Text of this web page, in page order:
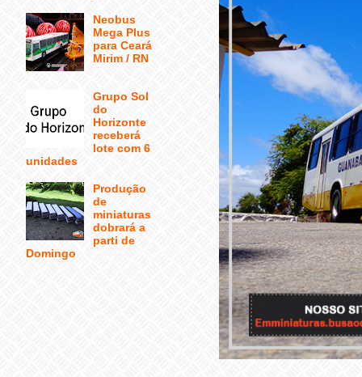
Neobus
Mega Plus
para Ceará
Mirim / RN
Grupo Sol
do
Horizonte
receberá
lote com 6
unidades
Produção
de
miniaturas
dobrará a
parti de
Domingo